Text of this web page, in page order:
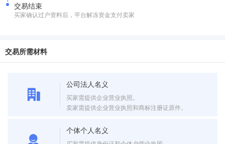
交易结束
买家确认过户资料后，平台解冻资金支付卖家
交易所需材料
公司法人名义
买家需提供企业营业执照。
卖家需提供企业营业执照和商标注册证原件。
个体个人名义